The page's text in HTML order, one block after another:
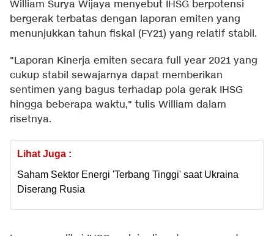
William Surya Wijaya menyebut IHSG berpotensi
bergerak terbatas dengan laporan emiten yang
menunjukkan tahun fiskal (FY21) yang relatif stabil.
"Laporan Kinerja emiten secara full year 2021 yang
cukup stabil sewajarnya dapat memberikan
sentimen yang bagus terhadap pola gerak IHSG
hingga beberapa waktu," tulis William dalam
risetnya.
Lihat Juga :
Saham Sektor Energi 'Terbang Tinggi' saat Ukraina
Diserang Rusia